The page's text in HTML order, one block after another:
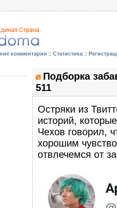
комментарии :: Статистика ::
Подборка
511
Остряки из
историй,
Чехов говорил,
хорошим
отвлечемся от